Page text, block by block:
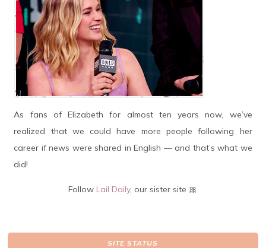
As fans of Elizabeth for almost ten years now, we’ve
realized that we could have more people following her
career if news were shared in English — and that’s what we
did!
Follow Lail Daily, our sister site 🎀
SITE STATUS